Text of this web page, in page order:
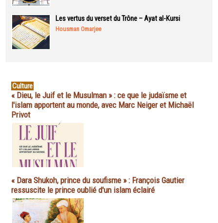
Les vertus du verset du Trône – Ayat al-Kursi
Housman Omarjee
Culture
« Dieu, le Juif et le Musulman » : ce que le judaïsme et
l'islam apportent au monde, avec Marc Neiger et Michaël
Privot
« Dara Shukoh, prince du soufisme » : François Gautier
ressuscite le prince oublié d'un islam éclairé